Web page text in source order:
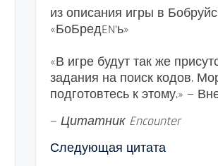
из описания игры в
«БоБредEN’ь»
«В игре будут так же
задания на поиск кодов.
подготовтесь к этому.» —
— Цитатник Encounter
Следующая цитата